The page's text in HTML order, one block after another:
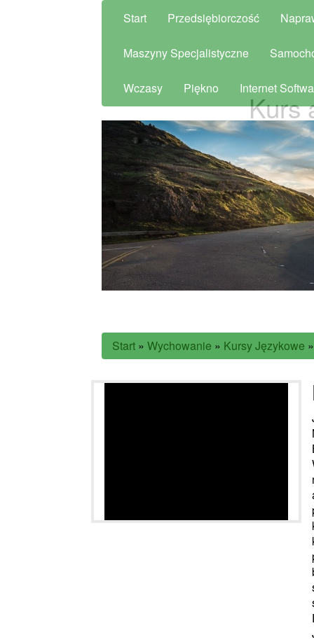
Start Przedsiębiorczość
Maszyny Specjalistyczne
Wczasy Piękno Internet
Kurs
Start » Wychowanie » Kursy Językowe